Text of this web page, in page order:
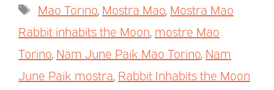
Mao Torino Mostra Mao Mostra Mao
Rabbit inhabits the Moon mostre Mao
Torino Nam June Paik Mao Torino Nam
June Paik mostra Rabbit Inhabits the Moon